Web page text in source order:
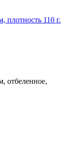
плотность 110 г.
отбеленное,